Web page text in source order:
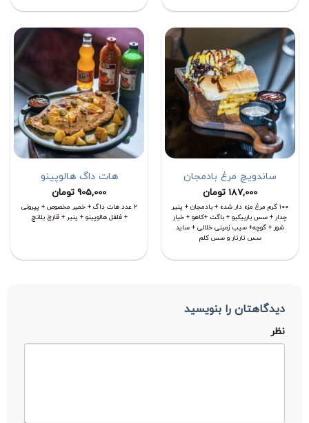
ساندویچ مرغ بادمجان
187,000 تومان
۱۰۰ گرم مرغ مزه دار شده + بادمجان + پنیر
چدار + سس باربیکیو + باگت +کاهو + خیار
شور + گوچه+ سیب زمینی خلالی + ساید
سس تارتار و سس کلم
هات داگ هالوپینو
905,000 تومان
2 عدد هات داگ + خمیر مخصوص + پپرونی
+ فلفل هالوپینو + پنیر + قارچ بلانچ
دیدگاهتان را بنویسید
نظر